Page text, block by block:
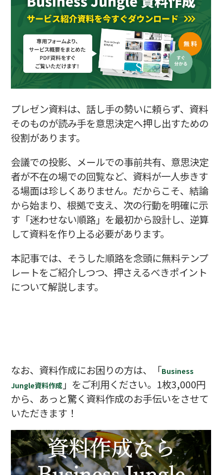
まとめ
プレゼン資料は、話し手の勢いに頼らず、資料
そのものが読み手を意思決定へ押し出すための
役割があります。
会議での投影、メールでの事前共有、意思決定
者が不在の場での回覧など、資料が一人歩きす
る場面は珍しくありません。だからこそ、結論
から始まり、根拠で支え、次の行動を明確に示
す「迷わせない順路」を最初から設計し、逆算
して資料を作り上る必要があります。
本記事では、そうした順路を念頭に無料テンプ
レートをご紹介しつつ、押さえるべきポイント
について解説します。
なお、資料作成にお困りの方は、「Business
Jungle資料作成」をご利用ください。1枚3,000円
から、あっと驚く資料作成のお手伝いをさせて
いただきます！